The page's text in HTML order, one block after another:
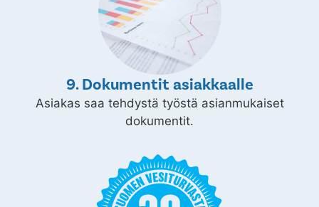
9. Dokumentit asiakkaalle
Asiakas saa tehdystä työstä asianmukaiset
dokumentit.